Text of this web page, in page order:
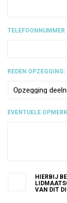
TELEFOONNUMMER
REDEN OPZEGGING:
EVENTUELE
HIERBIJ
VAN DIT